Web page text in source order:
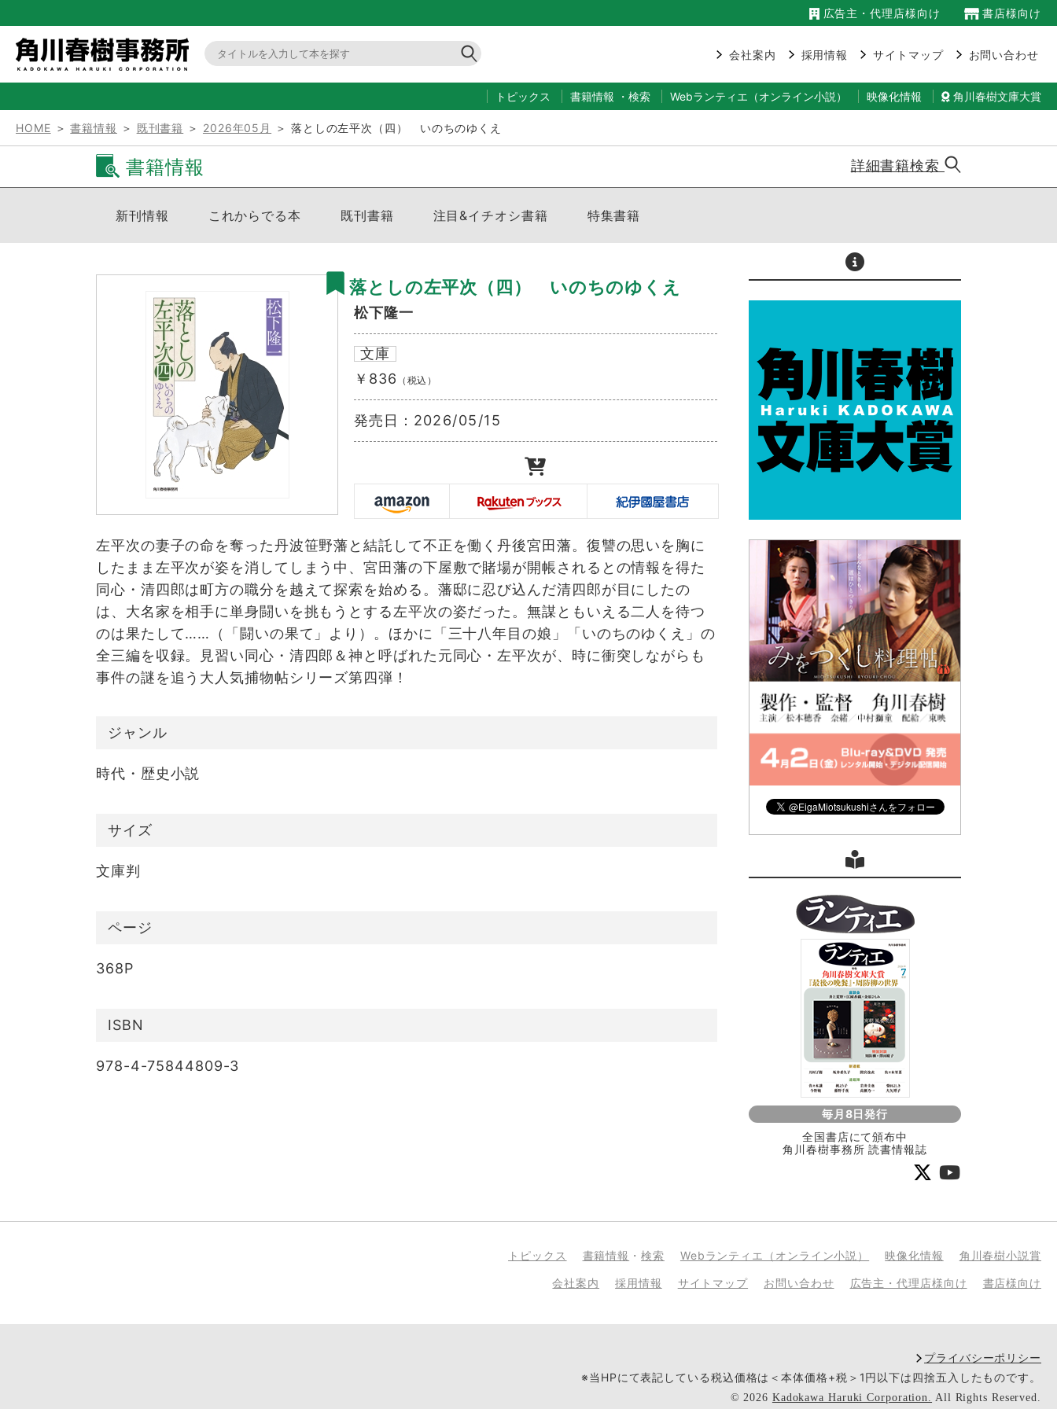
広告主・代理店様向け 書店様向け
会社案内 採用情報 サイトマップ お問い合わせ
トピックス 書籍情報 ・ 検索 Webランティエ（オンライン小説） 映像化情報 角川春樹文庫大賞
HOME ＞書籍情報 ＞ 既刊書籍 ＞ 2026年05月 ＞ 落としの左平次（四） いのちのゆくえ
書籍情報 詳細書籍検索
新刊情報 これからでる本 既刊書籍 注目&イチオシ書籍 特集書籍
落としの左平次（四） いのちのゆくえ
松下隆一
文庫
￥836 （税込）
発売日： 2026/05/15
左平次の妻子の命を奪った丹波笹野藩と結託して不正を働く丹後宮田藩。復讐の思いを胸に
したまま左平次が姿を消してしまう中、宮田藩の下屋敷で賭場が開帳されるとの情報を得た
同心・清四郎は町方の職分を越えて探索を始める。藩邸に忍び込んだ清四郎が目にしたの
は、大名家を相手に単身闘いを挑もうとする左平次の姿だった。無謀ともいえる二人を待つ
のは果たして……（「闘いの果て」より）。ほかに「三十八年目の娘」「いのちのゆくえ」の
全三編を収録。見習い同心・清四郎＆神と呼ばれた元同心・左平次が、時に衝突しながらも
事件の謎を追う大人気捕物帖シリーズ第四弾！
ジャンル
時代・歴史小説
サイズ
文庫判
ページ
368P
ISBN
978-4-75844809-3
毎月8日発行
全国書店にて頒布中
角川春樹事務所 読書情報誌
トピックス 書籍情報 ・検索 Webランティエ（オンライン小説） 映像化情報 角川春樹小説賞
会社案内 採用情報 サイトマップ お問い合わせ 広告主・代理店様向け 書店様向け
プライバシーポリシー
※当HPにて表記している税込価格は＜本体価格+税＞1円以下は四捨五入したものです。
© 2026 Kadokawa Haruki Corporation. All Rights Reserved.